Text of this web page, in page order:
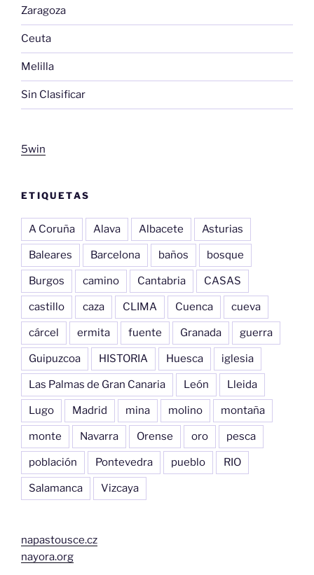
Zaragoza
Ceuta
Melilla
Sin Clasificar
5win
ETIQUETAS
A Coruña Alava Albacete Asturias
Baleares Barcelona baños bosque
Burgos camino Cantabria CASAS
castillo caza CLIMA Cuenca cueva
cárcel ermita fuente Granada guerra
Guipuzcoa HISTORIA Huesca iglesia
Las Palmas de Gran Canaria León Lleida
Lugo Madrid mina molino montaña
monte Navarra Orense oro pesca
población Pontevedra pueblo RIO
Salamanca Vizcaya
napastousce.cz
nayora.org